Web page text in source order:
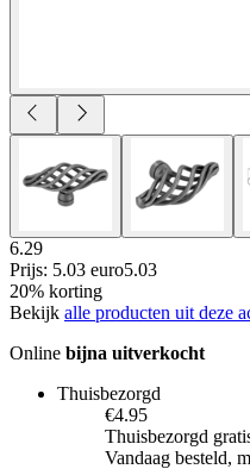
6.29
Prijs: 5.03 euro5.03
20% korting
Bekijk alle producten uit deze
Online bijna uitverkocht
Thuisbezorgd
€4.95
Thuisbezorgd
Vandaag besteld,